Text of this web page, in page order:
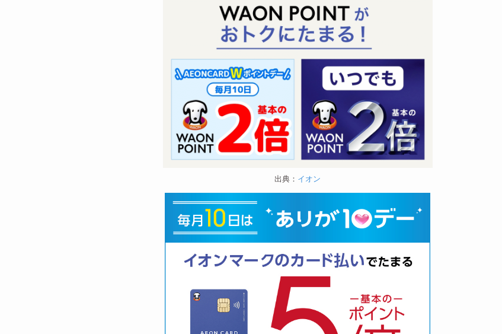
出典： イオン